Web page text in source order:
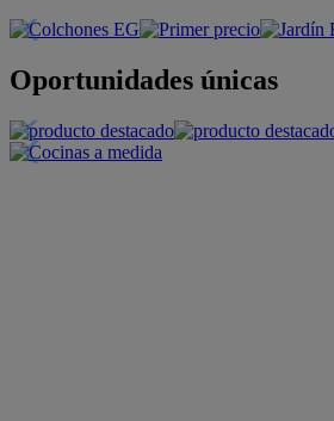
Oportunidades únicas